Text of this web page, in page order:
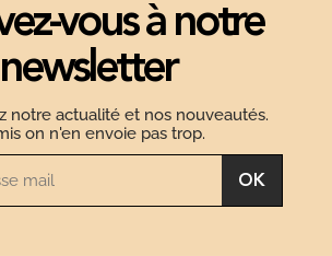
vous à notre
newsletter
notre actualité et nos nouveautés.
on n'en envoie pas trop.
OK